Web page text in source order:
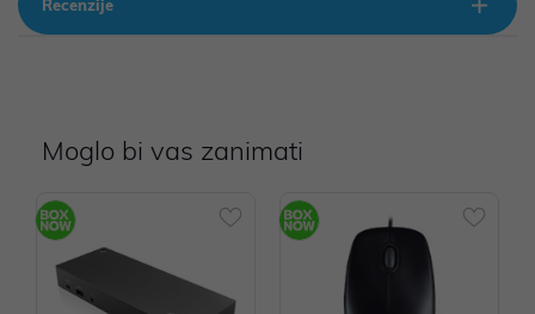
Recenzije
Moglo bi vas zanimati